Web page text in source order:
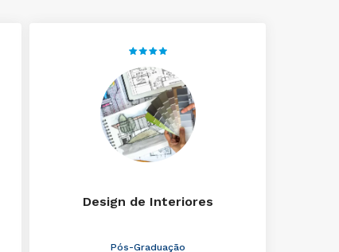
Design de Interiores
Pós-Graduação